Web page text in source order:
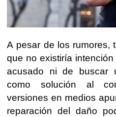
A pesar de los rumores,
que no existiría
acusado ni de buscar
como solución al
versiones en medios
reparación del daño